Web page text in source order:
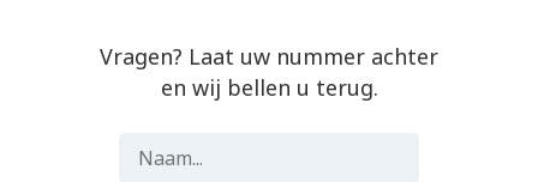
Vragen? Laat uw nummer achter
en wij bellen u terug.